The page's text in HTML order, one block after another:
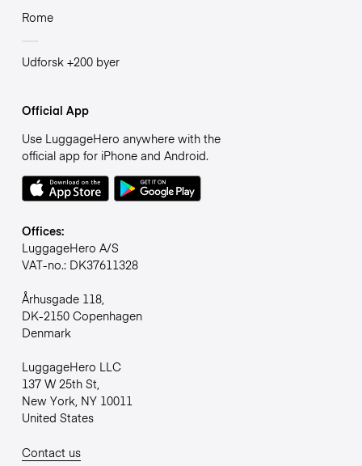
Rome
Udforsk +200 byer
Official App
Use LuggageHero anywhere with the
official app for iPhone and Android.
Offices:
LuggageHero A/S
VAT-no.: DK37611328
Århusgade 118,
DK-2150 Copenhagen
Denmark
LuggageHero LLC
137 W 25th St,
New York, NY 10011
United States
Contact us